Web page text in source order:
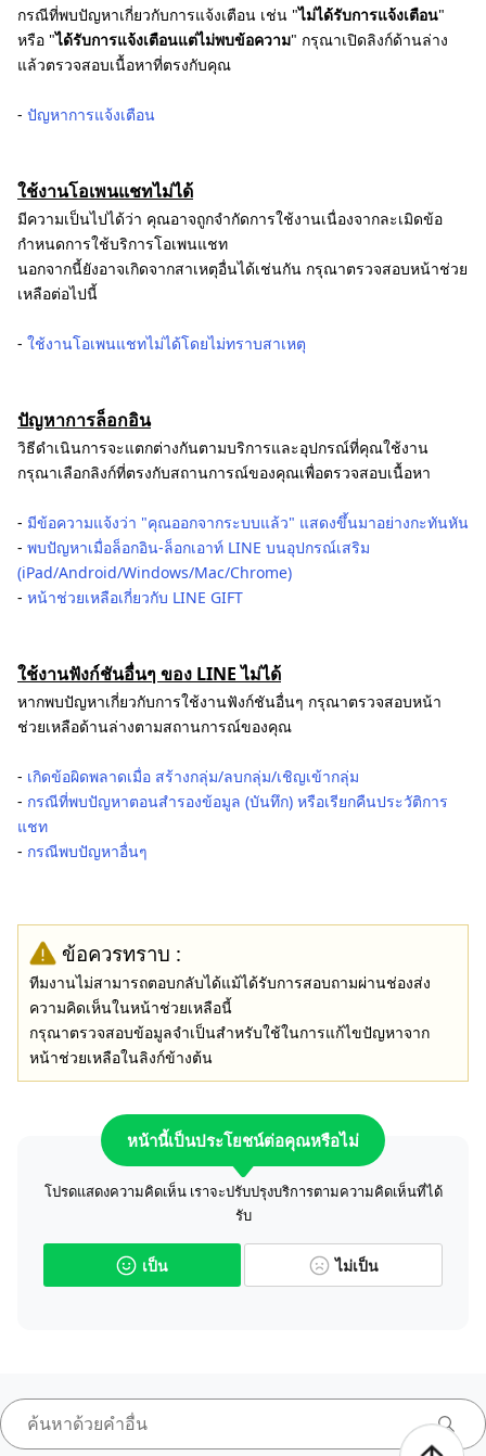
กรณีที่พบปัญหาเกี่ยวกับการแจ้งเตือน เช่น "ไม่ได้รับการแจ้งเตือน"
หรือ "ได้รับการแจ้งเตือนแต่ไม่พบข้อความ" กรุณาเปิดลิงก์ด้านล่าง
แล้วตรวจสอบเนื้อหาที่ตรงกับคุณ
- ปัญหาการแจ้งเตือน
ใช้งานโอเพนแชทไม่ได้
มีความเป็นไปได้ว่า คุณอาจถูกจำกัดการใช้งานเนื่องจากละเมิดข้อ
กำหนดการใช้บริการโอเพนแชท
นอกจากนี้ยังอาจเกิดจากสาเหตุอื่นได้เช่นกัน กรุณาตรวจสอบหน้าช่วย
เหลือต่อไปนี้
- ใช้งานโอเพนแชทไม่ได้โดยไม่ทราบสาเหตุ
ปัญหาการล็อกอิน
วิธีดำเนินการจะแตกต่างกันตามบริการและอุปกรณ์ที่คุณใช้งาน
กรุณาเลือกลิงก์ที่ตรงกับสถานการณ์ของคุณเพื่อตรวจสอบเนื้อหา
- มีข้อความแจ้งว่า "คุณออกจากระบบแล้ว" แสดงขึ้นมาอย่างกะทันหัน
- พบปัญหาเมื่อล็อกอิน-ล็อกเอาท์ LINE บนอุปกรณ์เสริม
(iPad/Android/Windows/Mac/Chrome)
- หน้าช่วยเหลือเกี่ยวกับ LINE GIFT
ใช้งานฟังก์ชันอื่นๆ ของ LINE ไม่ได้
หากพบปัญหาเกี่ยวกับการใช้งานฟังก์ชันอื่นๆ กรุณาตรวจสอบหน้า
ช่วยเหลือด้านล่างตามสถานการณ์ของคุณ
- เกิดข้อผิดพลาดเมื่อ สร้างกลุ่ม/ลบกลุ่ม/เชิญเข้ากลุ่ม
- กรณีที่พบปัญหาตอนสำรองข้อมูล (บันทึก) หรือเรียกคืนประวัติการ
แชท
- กรณีพบปัญหาอื่นๆ
ข้อควรทราบ :
ทีมงานไม่สามารถตอบกลับได้แม้ได้รับการสอบถามผ่านช่องส่ง
ความคิดเห็นในหน้าช่วยเหลือนี้
กรุณาตรวจสอบข้อมูลจำเป็นสำหรับใช้ในการแก้ไขปัญหาจาก
หน้าช่วยเหลือในลิงก์ข้างต้น
หน้านี้เป็นประโยชน์ต่อคุณหรือไม่
โปรดแสดงความคิดเห็น เราจะปรับปรุงบริการตามความคิดเห็นที่ได้
รับ
เป็น ไม่เป็น